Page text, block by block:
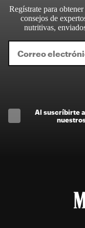
Regístrate para
consejos de
nutritivas,
Al suscríbirte